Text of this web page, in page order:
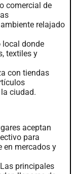
comercial de
relajado
local donde
textiles y
con tiendas
ciudad.
aceptan
para
en mercados y
principales